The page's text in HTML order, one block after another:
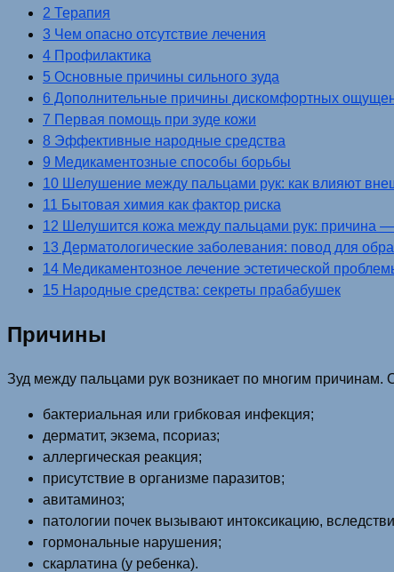
2 Терапия
3 Чем опасно отсутствие лечения
4 Профилактика
5 Основные причины сильного зуда
6 Дополнительные причины дискомфортных
7 Первая помощь при зуде кожи
8 Эффективные народные средства
9 Медикаментозные способы борьбы
10 Шелушение между пальцами рук: как влияют
11 Бытовая химия как фактор риска
12 Шелушится кожа между пальцами рук: причина
13 Дерматологические заболевания: повод для
14 Медикаментозное лечение эстетической
15 Народные средства: секреты прабабушек
Причины
Зуд между пальцами рук возникает по многим причинам.
бактериальная или грибковая инфекция;
дерматит, экзема, псориаз;
аллергическая реакция;
присутствие в организме паразитов;
авитаминоз;
патологии почек вызывают интоксикацию,
гормональные нарушения;
скарлатина (у ребенка).